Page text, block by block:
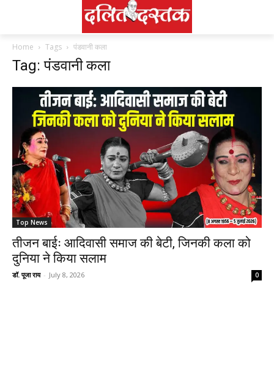
Home Tags पंडवानी कला
Tag: पंडवानी कला
Top News
तीजन बाईः आदिवासी समाज की बेटी, जिनकी कला को
दुनिया ने किया सलाम
डॉ. पूजा राय - July 8, 2026 0